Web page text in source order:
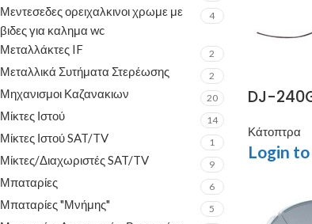
Μεντεσεδες ορειχαλκινοι χρωμε με
βιδες για καλημα wc
4
Μεταλλάκτες IF 2
Μεταλλικά Συτήματα Στερέωσης 2
Μηχανισμοι Καζανακιων 20
Μίκτες Ιστού 14
Μίκτες Ιστού SAT/TV 1
Μίκτες/Διαχωριστές SAT/TV 9
Μπαταρίες 6
Μπαταρίες "Μνήμης" 5
DJ-
Κάτοπτρα
Login